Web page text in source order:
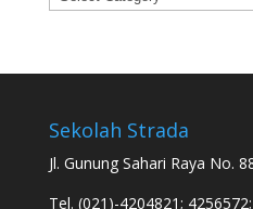
Sekolah Strada
Jl. Gunung Sahari Raya No.
Tel. (021)-4204821;